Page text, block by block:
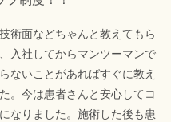
術面などちゃんと教えてもら
入社してからマンツーマンで
ないことがあればすぐに教え
。今は患者さんと安心してコ
なりました。施術した後も患